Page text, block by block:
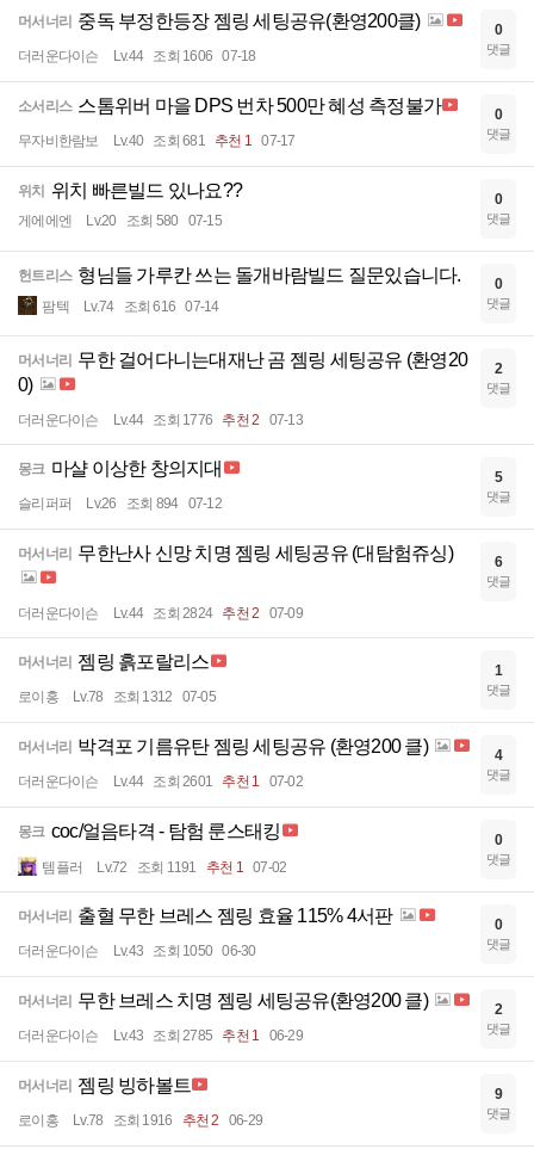
머서너리 중독 부정한등장 젬링 세팅공유(환영200클)
더러운다이슨 Lv.44 조회 1606 07-18
0
댓글
소서리스 스톰위버 마을 DPS 번차 500만 혜성 측정불가
무자비한람보 Lv.40 조회 681 추천 1 07-17
0
댓글
위치 위치 빠른빌드 있나요??
게에에엔 Lv.20 조회 580 07-15
0
댓글
헌트리스 형님들 가루칸 쓰는 돌개바람빌드 질문있습니다.
팜텍 Lv.74 조회 616 07-14
0
댓글
머서너리 무한 걸어다니는대재난 곰 젬링 세팅공유 (환영20
0)
더러운다이슨 Lv.44 조회 1776 추천 2 07-13
2
댓글
몽크 마샬 이상한 창의지대
슬리퍼퍼 Lv.26 조회 894 07-12
5
댓글
머서너리 무한난사 신망 치명 젬링 세팅공유 (대탐험쥬싱)
더러운다이슨 Lv.44 조회 2824 추천 2 07-09
6
댓글
머서너리 젬링 흙포랄리스
로이홍 Lv.78 조회 1312 07-05
1
댓글
머서너리 박격포 기름유탄 젬링 세팅공유 (환영200 클)
더러운다이슨 Lv.44 조회 2601 추천 1 07-02
4
댓글
몽크 coc/얼음타격 - 탐험 룬스태킹
템플러 Lv.72 조회 1191 추천 1 07-02
0
댓글
머서너리 출혈 무한 브레스 젬링 효율 115% 4서판
더러운다이슨 Lv.43 조회 1050 06-30
0
댓글
머서너리 무한 브레스 치명 젬링 세팅공유(환영200 클)
더러운다이슨 Lv.43 조회 2785 추천 1 06-29
2
댓글
머서너리 젬링 빙하볼트
로이홍 Lv.78 조회 1916 추천 2 06-29
9
댓글